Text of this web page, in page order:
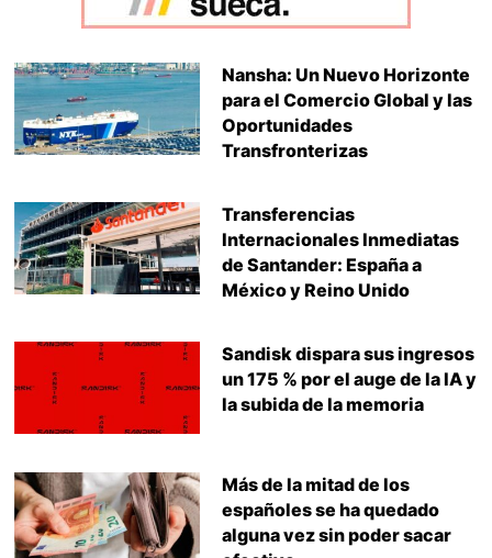
Nansha: Un Nuevo Horizonte
para el Comercio Global y las
Oportunidades
Transfronterizas
Transferencias
Internacionales Inmediatas
de Santander: España a
México y Reino Unido
Sandisk dispara sus ingresos
un 175 % por el auge de la IA y
la subida de la memoria
Más de la mitad de los
españoles se ha quedado
alguna vez sin poder sacar